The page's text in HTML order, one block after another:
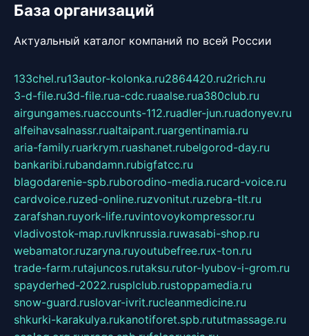
База организаций
Актуальный каталог компаний по всей России
133chel.ru13autor-kolonka.ru2864420.ru2rich.ru
3-d-file.ru3d-file.rua-cdc.ruaalse.rua380club.ru
airgungames.ruaccounts-112.ruadler-jun.ruadonyev.ru
alfeihavsalnassr.rualtaipant.ruargentinamia.ru
aria-family.ruarkrym.ruashanet.rubelgorod-day.ru
bankaribi.rubandamn.rubigfatcc.ru
blagodarenie-spb.ruborodino-media.rucard-voice.ru
cardvoice.ruzed-online.ruzvonitut.ruzebra-tlt.ru
zarafshan.ruyork-life.ruvintovoykompressor.ru
vladivostok-map.ruvlknrussia.ruwasabi-shop.ru
webamator.ruzaryna.ruyoutubefree.rux-ton.ru
trade-farm.rutajuncos.rutaksu.rutor-lyubov-i-grom.ru
spayderhed-2022.rusplclub.rustoppamedia.ru
snow-guard.ruslovar-ivrit.rucleanmedicine.ru
shkurki-karakulya.rukanotiforet.spb.rututmassage.ru